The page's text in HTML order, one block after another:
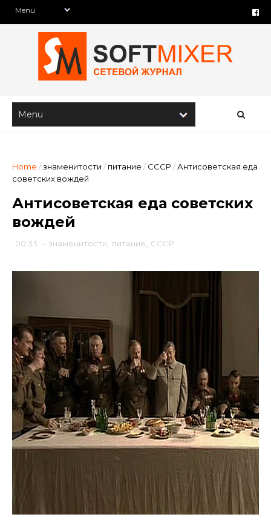
Home /знаменитости / питание / СССР /Антисоветская еда
советских вождей
Антисоветская еда советских
вождей
00:33 - знаменитости питание СССР